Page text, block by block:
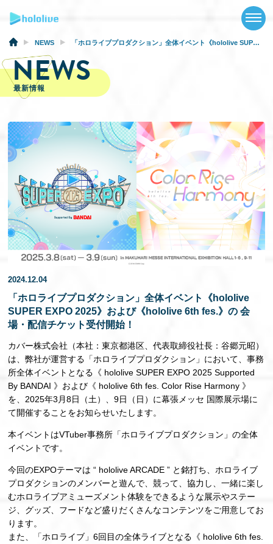
NEWS
SCHEDULE
EVENTS
VIDEOS
MUSIC
GOODS
SPECIAL
EN
NEWS 「ホロライブプロダクション」全体イベント《hololive SUPER EXPO 2025》および《hololive 6th fes.》の 会場・配信チケット受付開始！
NEWS
最新情報
2024.12.04
「ホロライブプロダクション」全体イベント《hololive
SUPER EXPO 2025》および《hololive 6th fes.》の 会
場・配信チケット受付開始！
カバー株式会社（本社：東京都港区、代表取締役社長：谷郷元昭）
は、弊社が運営する「ホロライブプロダクション」において、事務
所全体イベントとなる《 hololive SUPER EXPO 2025 Supported
By BANDAI 》および《 hololive 6th fes. Color Rise Harmony 》
を、2025年3月8日（土）、9日（日）に幕張メッセ 国際展示場に
て開催することをお知らせいたします。
本イベントはVTuber事務所「ホロライブプロダクション」の全体
イベントです。
今回のEXPOテーマは “ hololive ARCADE ” と銘打ち、ホロライブ
プロダクションのメンバーと遊んで、競って、協力し、一緒に楽し
むホロライブアミューズメント体験をできるような展示やステー
ジ、グッズ、フードなど盛りだくさんなコンテンツをご用意してお
ります。
また、「ホロライブ」6回目の全体ライブとなる《 hololive 6th fes.